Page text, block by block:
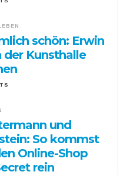
schön: Erwin
der Kunsthalle
und
So kommst
Online-Shop
rein